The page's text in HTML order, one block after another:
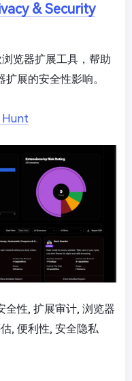
& Security
览器扩展工具，帮助
展的安全性影响。
Hunt
全性, 扩展审计, 浏览器
, 便利性, 安全隐私